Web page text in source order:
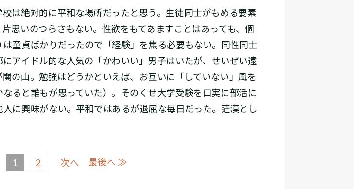
は絶対的に平和な場所だったと思う。生徒同士がもめる要素
思いのつらさもない。性欲をもてあますことはあっても、個
童貞ばかりだったので「経験」を焦る必要もない。同性同士
アイドル的な人気の「かわいい」男子はいたが、せいぜい遠
の山。勉強はどうかといえば、お互いに「していない」風を
ると誰もが思っていた）。そのくせ大学受験を口実に部活に
に興味がない。平和ではあるが退屈な毎日だった。茫漠とし
1 2 次へ 最後へ ≫